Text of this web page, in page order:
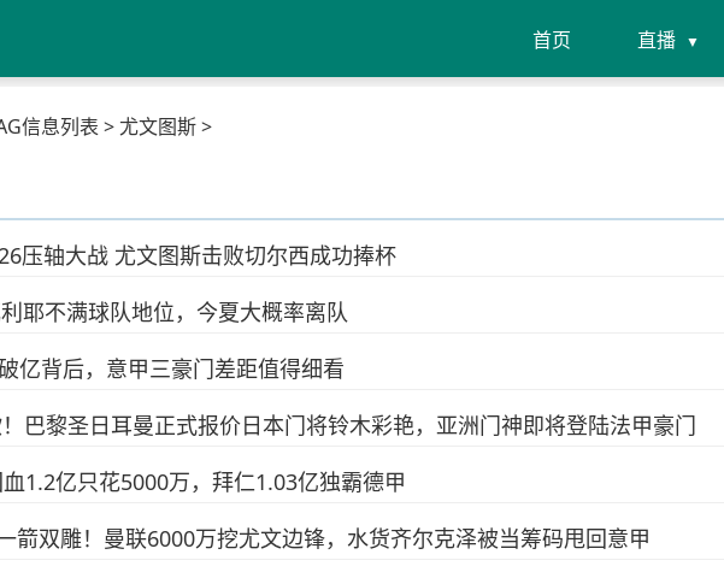
首页 直播
信息列表 > 尤文图斯 >
压轴大战 尤文图斯击败切尔西成功捧杯
耶不满球队地位，今夏大概率离队
亿背后，意甲三豪门差距值得细看
巴黎圣日耳曼正式报价日本门将铃木彩艳，亚洲门神即将登陆法甲豪门
1.2亿只花5000万，拜仁1.03亿独霸德甲
箭双雕！曼联6000万挖尤文边锋，水货齐尔克泽被当筹码甩回意甲